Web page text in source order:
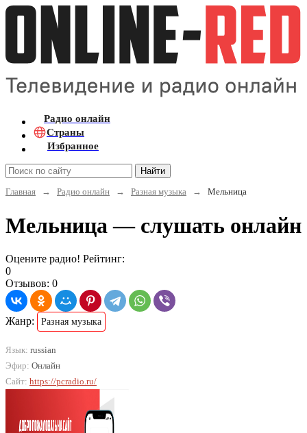
Радио онлайн
Страны
Избранное
Найти
Главная
→ Радио онлайн → Разная музыка → Мельница
Мельница — слушать онлайн
Оцените радио! Рейтинг:
0
Отзывов: 0
Жанр: Разная музыка
Язык: russian
Эфир: Онлайн
Сайт: https://pcradio.ru/